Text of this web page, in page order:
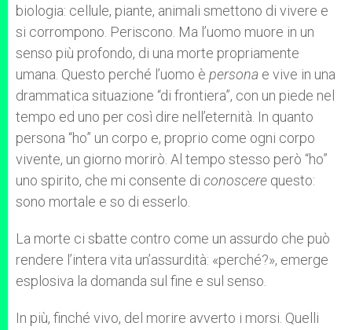
biologia: cellule, piante, animali smettono di vivere e
si corrompono. Periscono. Ma l’uomo muore in un
senso più profondo, di una morte propriamente
umana. Questo perché l’uomo è persona e vive in una
drammatica situazione “di frontiera”, con un piede nel
tempo ed uno per così dire nell’eternità. In quanto
persona “ho” un corpo e, proprio come ogni corpo
vivente, un giorno morirò. Al tempo stesso però “ho”
uno spirito, che mi consente di conoscere questo:
sono mortale e so di esserlo.
La morte ci sbatte contro come un assurdo che può
rendere l’intera vita un’assurdità: «perché?», emerge
esplosiva la domanda sul fine e sul senso.
In più, finché vivo, del morire avverto i morsi. Quelli